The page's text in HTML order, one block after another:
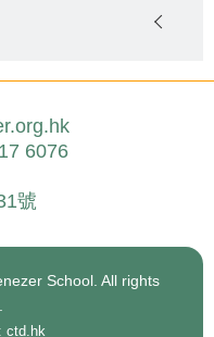
6076
號
School. All rights
ctd.hk